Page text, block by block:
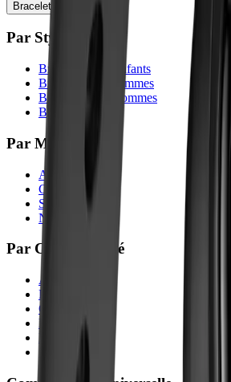
Bracelets
Par Style
Bracelets pour enfants
Bracelets pour femmes
Bracelets pour hommes
Bracelets Sport
Par Matériau
Acier
Cuir
Silicone
Nylon
Par Compatibilité
Amazfit
Fitbit
Garmin
Honor
Huawei